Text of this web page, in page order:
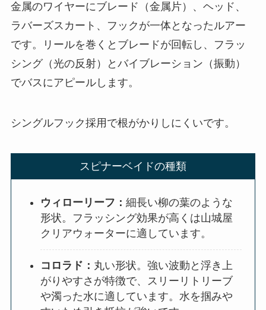
金属のワイヤーにブレード（金属片）、ヘッド、
ラバーズスカート、フックが一体となったルアー
です。リールを巻くとブレードが回転し、フラッ
シング（光の反射）とバイブレーション（振動）
でバスにアピールします。
シングルフック採用で根がかりしにくいです。
スピナーベイドの種類
ウィローリーフ：細長い柳の葉のような
形状。フラッシング効果が高くは山城屋
クリアウォーターに適しています。
コロラド： 丸い形状。強い波動と浮き上
がりやすさが特徴で、スリーリトリーブ
や濁った水に適しています。水を掴みや